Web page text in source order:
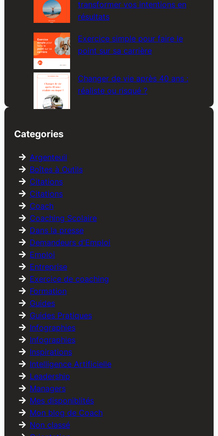
transformer vos intentions en
résultats
Exercice simple pour faire le
point sur sa carrière
Changer de vie après 40 ans :
réaliste ou risqué ?
Categories
Argenteuil
Boîtes à Outils
Citations
Citations
Coach
Coaching Scolaire
Dans la presse
Demandeurs d'Emploi
Emploi
Entreprise
Exercice de coaching
Formation
Guides
Guides Pratiques
Infographies
Infographies
Inspirations
Intelligence Artificielle
Leadership
Managers
Mes disponiblités
Mon blog de Coach
Non classé